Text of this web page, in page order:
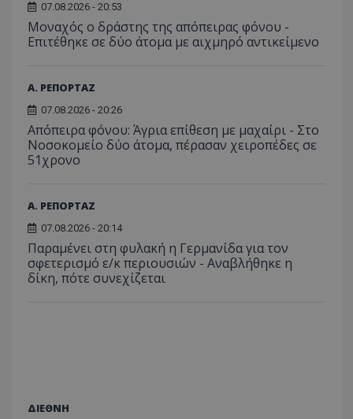
07.08.2026 - 20:53
Μοναχός ο δράστης της απόπειρας φόνου -
Επιτέθηκε σε δύο άτομα με αιχμηρό αντικείμενο
Α. ΡΕΠΟΡΤΑΖ
07.08.2026 - 20:26
Απόπειρα φόνου: Άγρια επίθεση με μαχαίρι - Στο
Νοσοκομείο δύο άτομα, πέρασαν χειροπέδες σε
51χρονο
Α. ΡΕΠΟΡΤΑΖ
07.08.2026 - 20:14
Παραμένει στη φυλακή η Γερμανίδα για τον
σφετερισμό ε/κ περιουσιών - Αναβλήθηκε η
δίκη, πότε συνεχίζεται
ΔΙΕΘΝΗ